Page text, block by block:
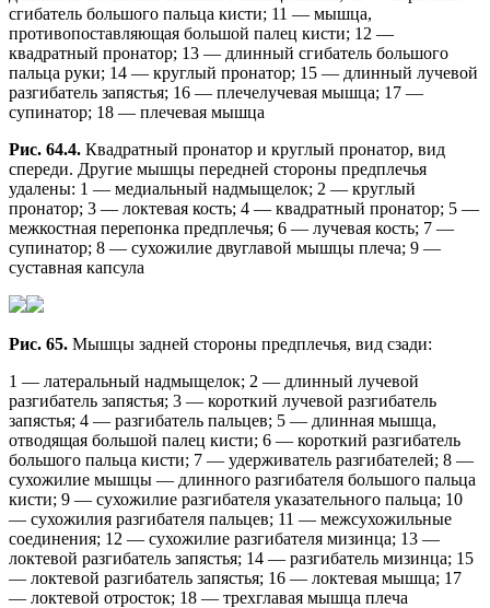
сгибатель большого пальца кисти; 11 — мышца,
противопоставляющая большой палец кисти; 12 —
квадратный пронатор; 13 — длинный сгибатель большого
пальца руки; 14 — круглый пронатор; 15 — длинный лучевой
разгибатель запястья; 16 — плечелучевая мышца; 17 —
супинатор; 18 — плечевая мышца
Рис. 64.4. Квадратный пронатор и круглый пронатор, вид
спереди. Другие мышцы передней стороны предплечья
удалены: 1 — медиальный надмыщелок; 2 — круглый
пронатор; 3 — локтевая кость; 4 — квадратный пронатор; 5 —
межкостная перепонка предплечья; 6 — лучевая кость; 7 —
супинатор; 8 — сухожилие двуглавой мышцы плеча; 9 —
суставная капсула
Рис. 65. Мышцы задней стороны предплечья, вид сзади:
1 — латеральный надмыщелок; 2 — длинный лучевой
разгибатель запястья; 3 — короткий лучевой разгибатель
запястья; 4 — разгибатель пальцев; 5 — длинная мышца,
отводящая большой палец кисти; 6 — короткий разгибатель
большого пальца кисти; 7 — удерживатель разгибателей; 8 —
сухожилие мышцы — длинного разгибателя большого пальца
кисти; 9 — сухожилие разгибателя указательного пальца; 10
— сухожилия разгибателя пальцев; 11 — межсухожильные
соединения; 12 — сухожилие разгибателя мизинца; 13 —
локтевой разгибатель запястья; 14 — разгибатель мизинца; 15
— локтевой разгибатель запястья; 16 — локтевая мышца; 17
— локтевой отросток; 18 — трехглавая мышца плеча